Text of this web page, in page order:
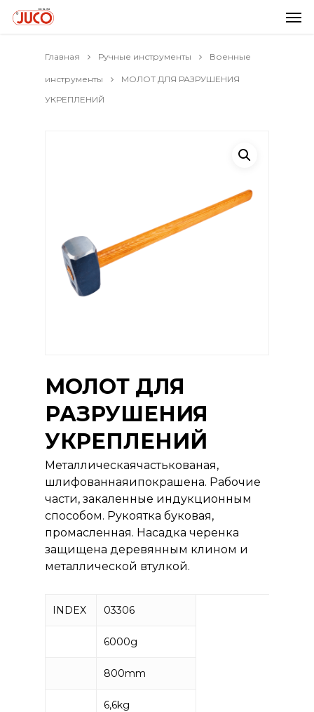
Главная Ручные инструменты Военные
инструменты
МОЛОТ ДЛЯ РАЗРУШЕНИЯ
УКРЕПЛЕНИЙ
МОЛОТ ДЛЯ
РАЗРУШЕНИЯ
УКРЕПЛЕНИЙ
Металлическаячастькованая,
шлифованнаяипокрашена. Рабочие
части, закаленные индукционным
способом. Рукоятка буковая,
промасленная. Насадка черенка
защищена деревянным клином и
металлической втулкой.
INDEX 03306
6000g
800mm
6,6kg